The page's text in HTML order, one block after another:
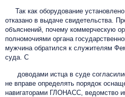
Так как оборудование
отказано в выдаче свидетельства.
объяснений, почему коммерческую
полномочиями органа
мужчина обратился к служителям
суда. С
доводами истца в суде
не вправе определять порядок
навигаторами ГЛОНАСС, ведомство